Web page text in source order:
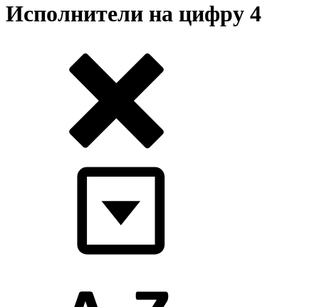
Исполнители на цифру 4